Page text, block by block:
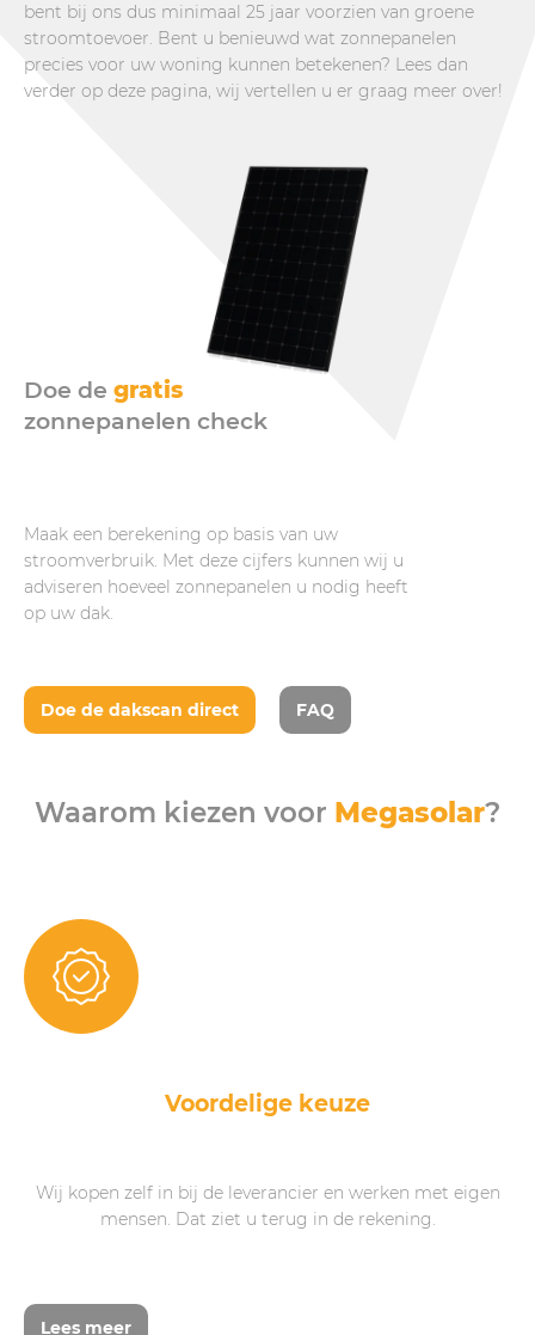
bent bij ons dus minimaal 25 jaar voorzien van groene
stroomtoevoer. Bent u benieuwd wat zonnepanelen
precies voor uw woning kunnen betekenen? Lees dan
verder op deze pagina, wij vertellen u er graag meer over!
Doe de gratis
zonnepanelen check
Maak een berekening op basis van uw
stroomverbruik. Met deze cijfers kunnen wij u
adviseren hoeveel zonnepanelen u nodig heeft
op uw dak.
Doe de dakscan direct FAQ
Waarom kiezen voor Megasolar?
Voordelige keuze
Wij kopen zelf in bij de leverancier en werken met eigen
mensen. Dat ziet u terug in de rekening.
Lees meer